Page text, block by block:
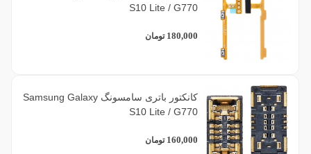
S10 Lite / G770
180,000 تومان
کانکتور باتری سامسونگ Samsung Galaxy
S10 Lite / G770
160,000 تومان